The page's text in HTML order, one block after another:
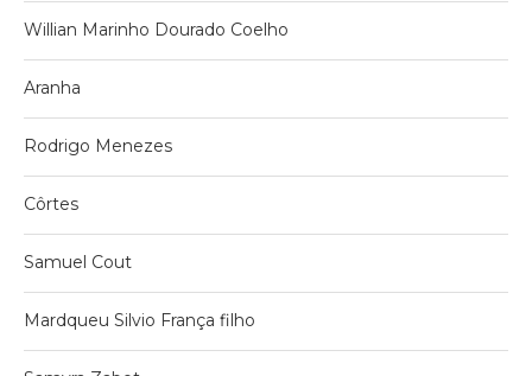
Willian Marinho Dourado Coelho
Aranha
Rodrigo Menezes
Côrtes
Samuel Cout
Mardqueu Silvio França filho